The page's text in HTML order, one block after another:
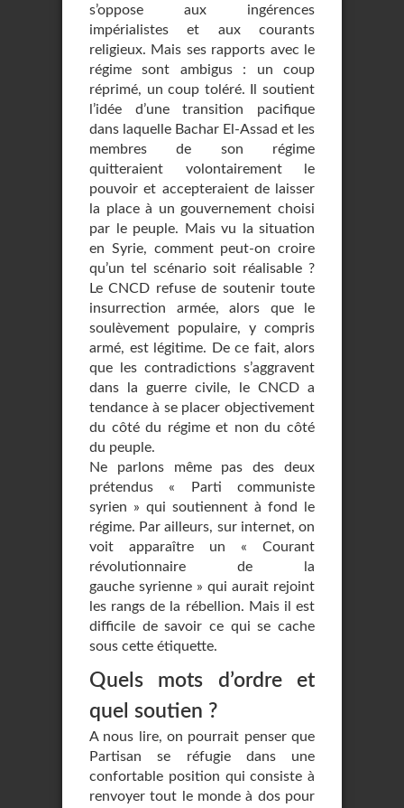
s’oppose aux ingérences
impérialistes et aux courants
religieux. Mais ses rapports avec le
régime sont ambigus : un coup
réprimé, un coup toléré. Il soutient
l’idée d’une transition pacifique
dans laquelle Bachar El-Assad et les
membres de son régime
quitteraient volontairement le
pouvoir et accepteraient de laisser
la place à un gouvernement choisi
par le peuple. Mais vu la situation
en Syrie, comment peut-on croire
qu’un tel scénario soit réalisable ?
Le CNCD refuse de soutenir toute
insurrection armée, alors que le
soulèvement populaire, y compris
armé, est légitime. De ce fait, alors
que les contradictions s’aggravent
dans la guerre civile, le CNCD a
tendance à se placer objectivement
du côté du régime et non du côté
du peuple.
Ne parlons même pas des deux
prétendus « Parti communiste
syrien » qui soutiennent à fond le
régime. Par ailleurs, sur internet, on
voit apparaître un « Courant
révolutionnaire de la
gauche syrienne » qui aurait rejoint
les rangs de la rébellion. Mais il est
difficile de savoir ce qui se cache
sous cette étiquette.
Quels mots d’ordre et
quel soutien ?
A nous lire, on pourrait penser que
Partisan se réfugie dans une
confortable position qui consiste à
renvoyer tout le monde à dos pour